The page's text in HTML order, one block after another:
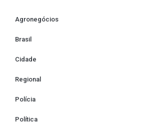
Agronegócios
Brasil
Cidade
Regional
Polícia
Política